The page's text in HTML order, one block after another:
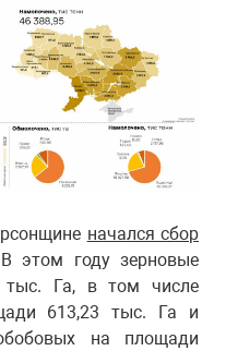
начался сбор
этом году зерновые
тыс. Га, в том числе
613,23 тыс. Га и
на площади